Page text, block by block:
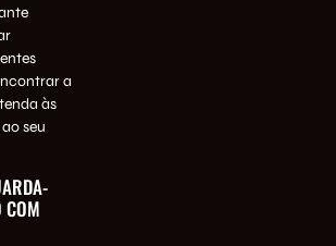
a
às
seu
COM